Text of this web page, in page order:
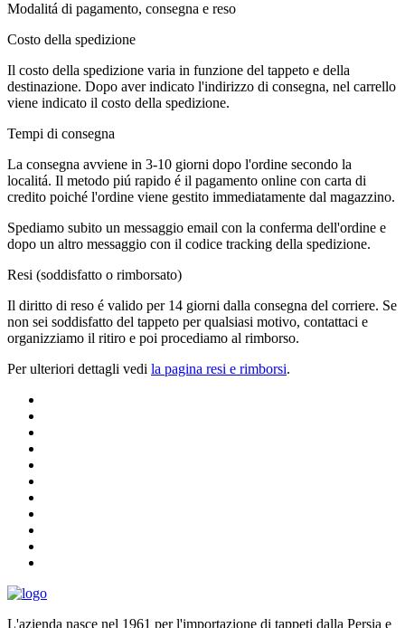
Modalitá di pagamento, consegna e reso
Costo della spedizione
Il costo della spedizione varia in funzione del tappeto e della
destinazione. Dopo aver indicato l'indirizzo di consegna, nel carrello
viene indicato il costo della spedizione.
Tempi di consegna
La consegna avviene in 3-10 giorni dopo l'ordine secondo la
localitá. Il metodo piú rapido é il pagamento online con carta di
credito poiché l'ordine viene gestito immediatamente dal magazzino.
Spediamo subito un messaggio email con la conferma dell'ordine e
dopo un altro messaggio con il codice tracking della spedizione.
Resi (soddisfatto o rimborsato)
Il diritto di reso é valido per 14 giorni dalla consegna del corriere. Se
non sei soddisfatto del tappeto per qualsiasi motivo, contattaci e
organizziamo il ritiro e poi procediamo al rimborso.
Per ulteriori dettagli vedi la pagina resi e rimborsi.
L'azienda nasce nel 1961 per l'importazione di tappeti dalla Persia e